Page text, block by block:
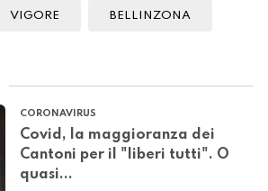
VIGORE BELLINZONA
CORONAVIRUS
Covid, la maggioranza dei
Cantoni per il "liberi tutti". O
quasi...